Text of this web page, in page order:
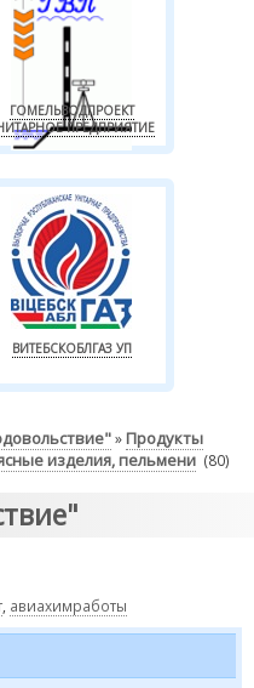
ГОМЕЛЬВОДПРОЕКТ
ПРЕДПРИЯТИЕ
ВИТЕБСКОБЛГАЗ УП
» Продукты
изделия, пельмени (80)
авиахимработы